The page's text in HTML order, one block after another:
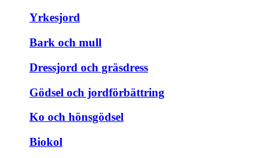
Yrkesjord
Bark och mull
Dressjord och gräsdress
Gödsel och jordförbättring
Ko och hönsgödsel
Biokol